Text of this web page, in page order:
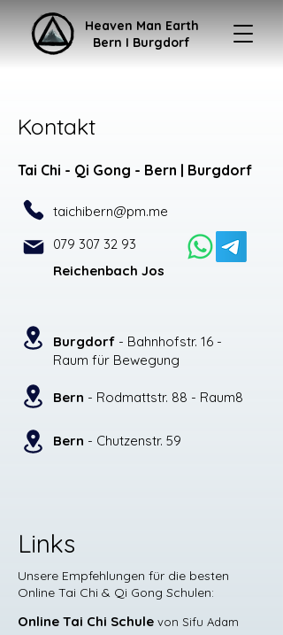
Heaven Man Earth
Bern I Burgdorf
Kontakt
Tai Chi - Qi Gong - Bern | Burgdorf
taichibern@pm.me
079 307 32 93
Reichenbach Jos
Burgdorf - Bahnhofstr. 16 -
Raum für Bewegung
Bern - Rodmattstr. 88 - Raum8
Bern - Chutzenstr. 59
Links
Unsere Empfehlungen für die besten
Online Tai Chi & Qi Gong Schulen:
Online Tai Chi Schule von Sifu Adam